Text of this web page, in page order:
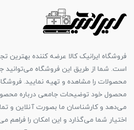
فروشگاه ایرانیک کالا عرضه کننده بهترین
است. شما از طریق این فروشگاه می‌توانید
محصولات را مشاهده و تهیه نمایید.
محصول خود توضیحات جامعی درباره
می‌دهد و کارشناسان ما بصورت آنلاین و
اختیار شما می‌گذارد و این امکان را فراهم